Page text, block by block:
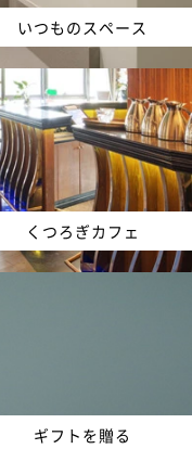
いつものスペース
くつろぎカフェ
ギフトを贈る